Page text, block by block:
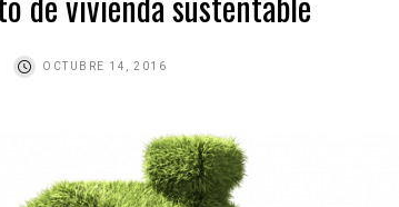
OCTUBRE 14, 2016